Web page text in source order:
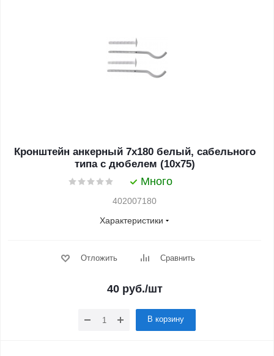
Кронштейн анкерный 7х180 белый, сабельного
типа с дюбелем (10х75)
Много
402007180
Характеристики
Отложить Сравнить
40 руб./шт
В корзину